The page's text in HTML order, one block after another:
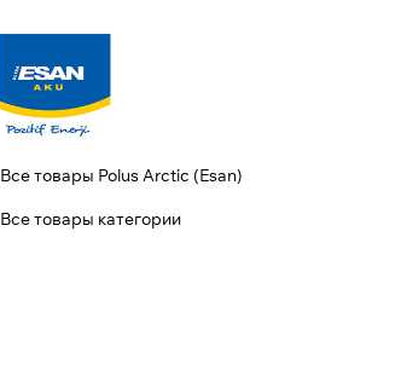
Все товары Polus Arctic (Esan)
Все товары категории